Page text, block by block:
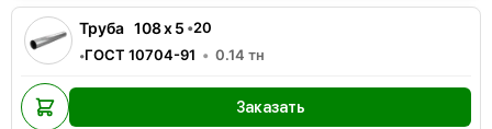
Труба 108x5 •20
•ГОСТ 10704-91 0.14 тн
Заказать